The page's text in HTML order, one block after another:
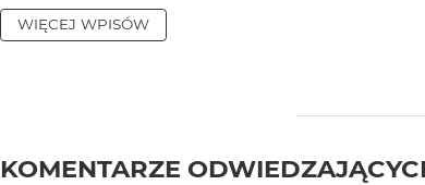
WIĘCEJ WPISÓW
KOMENTARZE